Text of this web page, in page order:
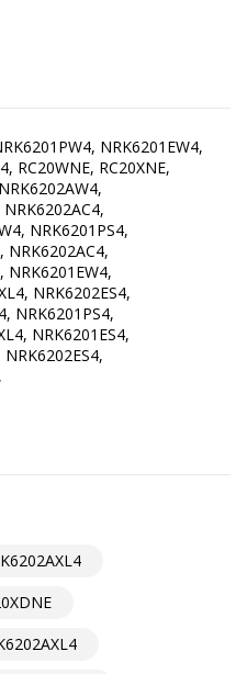
NRK6201EW4,
RC20WNE, RC20XNE,
NRK6201PS4,
NRK6202AC4,
NRK6201EW4,
NRK6202ES4,
NRK6201PS4,
NRK6201ES4,